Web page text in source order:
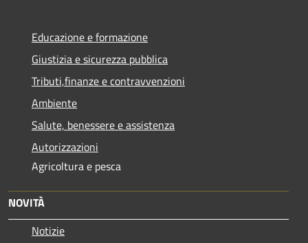
Educazione e formazione
Giustizia e sicurezza pubblica
Tributi,finanze e contravvenzioni
Ambiente
Salute, benessere e assistenza
Autorizzazioni
Agricoltura e pesca
NOVITÀ
Notizie